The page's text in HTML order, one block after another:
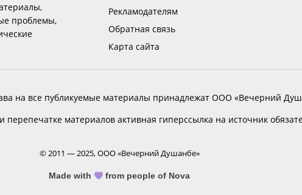
проблемы,
Рекламодателям
Обратная связь
Карта сайта
на все публикуемые материалы принадлежат ООО «Вечерний
материалов активная гиперссылка на источник
© 2011 — 2025, ООО «Вечерний Душанбе»
Made with from people of Nova